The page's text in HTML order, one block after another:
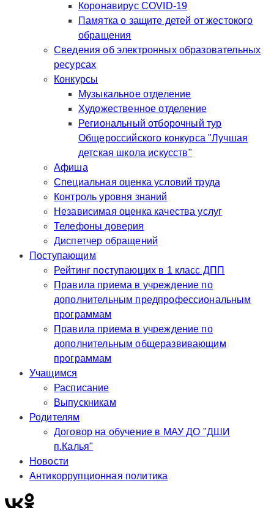
Коронавирус COVID-19
Памятка о защите детей от жестокого
обращения
Сведения об электронных образовательных
ресурсах
Конкурсы
Музыкальное отделение
Художественное отделение
Региональный отборочный тур
Общероссийского конкурса "Лучшая
детская школа искусств"
Афиша
Специальная оценка условий труда
Контроль уровня знаний
Независимая оценка качества услуг
Телефоны доверия
Диспетчер обращений
Поступающим
Рейтинг поступающих в 1 класс ДПП
Правила приема в учреждение по
дополнительным предпрофессиональным
программам
Правила приема в учреждение по
дополнительным общеразвивающим
программам
Учащимся
Расписание
Выпускникам
Родителям
Договор на обучение в МАУ ДО "ДШИ
п.Калья"
Новости
Антикоррупционная политика